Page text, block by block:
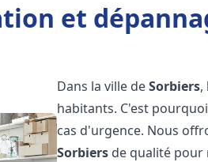
et
Dans la ville deSorbiers,
habitants. C'est
cas d'urgence. Nous
Sorbiers de qualité pour